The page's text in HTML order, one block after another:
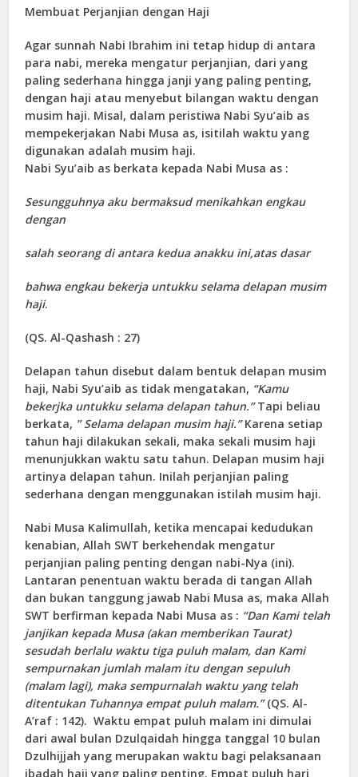
Membuat Perjanjian dengan Haji
Agar sunnah Nabi Ibrahim ini tetap hidup di antara
para nabi, mereka mengatur perjanjian, dari yang
paling sederhana hingga janji yang paling penting,
dengan haji atau menyebut bilangan waktu dengan
musim haji. Misal, dalam peristiwa Nabi Syu’aib as
mempekerjakan Nabi Musa as, isitilah waktu yang
digunakan adalah musim haji.
Nabi Syu’aib as berkata kepada Nabi Musa as :
Sesungguhnya aku bermaksud menikahkan engkau
dengan
salah seorang di antara kedua anakku ini,atas dasar
bahwa engkau bekerja untukku selama delapan musim
haji.
(QS. Al-Qashash : 27)
Delapan tahun disebut dalam bentuk delapan musim
haji, Nabi Syu’aib as tidak mengatakan, “Kamu
bekerjka untukku selama delapan tahun.”Tapi beliau
berkata, ” Selama delapan musim haji.”Karena setiap
tahun haji dilakukan sekali, maka sekali musim haji
menunjukkan waktu satu tahun. Delapan musim haji
artinya delapan tahun. Inilah perjanjian paling
sederhana dengan menggunakan istilah musim haji.
Nabi Musa Kalimullah, ketika mencapai kedudukan
kenabian, Allah SWT berkehendak mengatur
perjanjian paling penting dengan nabi-Nya (ini).
Lantaran penentuan waktu berada di tangan Allah
dan bukan tanggung jawab Nabi Musa as, maka Allah
SWT berfirman kepada Nabi Musa as : “Dan Kami telah
janjikan kepada Musa (akan memberikan Taurat)
sesudah berlalu waktu tiga puluh malam, dan Kami
sempurnakan jumlah malam itu dengan sepuluh
(malam lagi), maka sempurnalah waktu yang telah
ditentukan Tuhannya empat puluh malam.”(QS. Al-
A’raf : 142). Waktu empat puluh malam ini dimulai
dari awal bulan Dzulqaidah hingga tanggal 10 bulan
Dzulhijjah yang merupakan waktu bagi pelaksanaan
ibadah haji yang paling penting. Empat puluh hari